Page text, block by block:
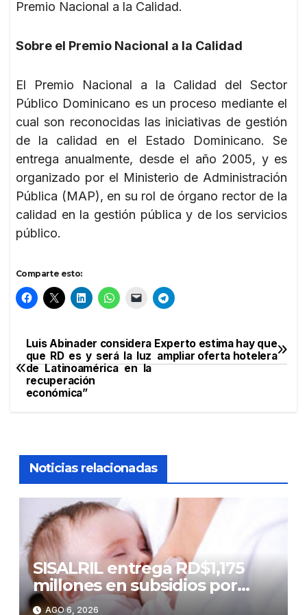
Premio Nacional a la Calidad.
Sobre el Premio Nacional a la Calidad
El Premio Nacional a la Calidad del Sector
Público Dominicano es un proceso mediante el
cual son reconocidas las iniciativas de gestión
de la calidad en el Estado Dominicano. Se
entrega anualmente, desde el año 2005, y es
organizado por el Ministerio de Administración
Pública (MAP), en su rol de órgano rector de la
calidad en la gestión pública y de los servicios
público.
Comparte esto:
Navegación
de
Experto estima hay que
ampliar oferta hotelera
Luis Abinader considera
que RD es y será la luz
de Latinoamérica en la
recuperación
económica”
Noticias relacionadas
SISALRIL entrega RD$1,175
millones en subsidios por
lactancia a madres
AGO 6, 2026